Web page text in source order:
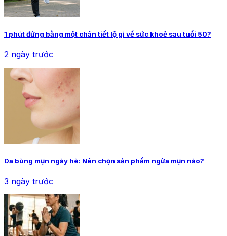
1 phút đứng bằng một chân tiết lộ gì về sức khoẻ sau tuổi 50?
2 ngày trước
Da bùng mụn ngày hè: Nên chọn sản phẩm ngừa mụn nào?
3 ngày trước